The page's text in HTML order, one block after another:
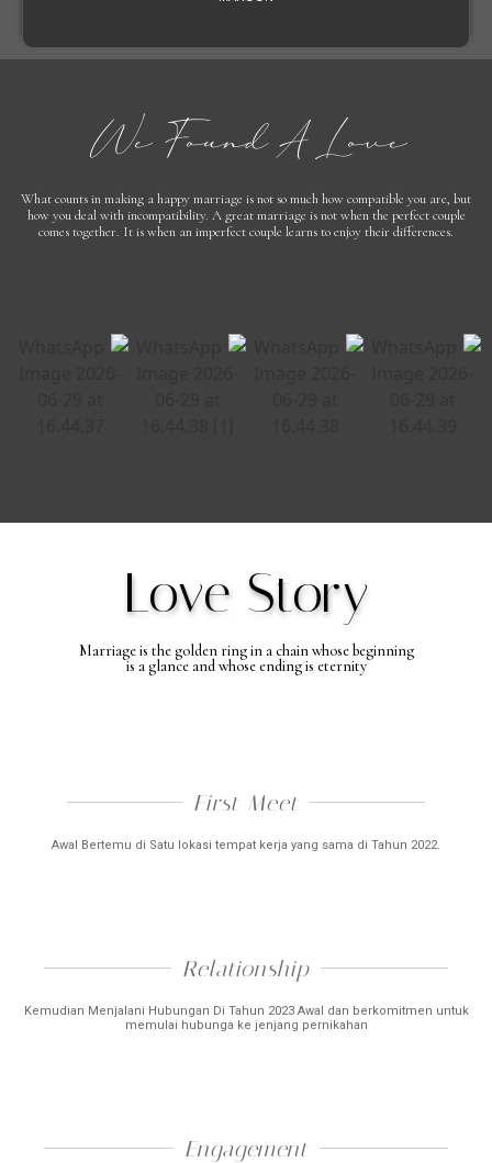
We Found A Love
What counts in making a happy marriage is not so much how compatible you are, but
how you deal with incompatibility. A great marriage is not when the perfect couple
comes together. It is when an imperfect couple learns to enjoy their differences.
Love Story
Marriage is the golden ring in a chain whose beginning
is a glance and whose ending is eternity
First Meet​
Awal Bertemu di Satu lokasi tempat kerja yang sama di Tahun 2022.
Relationship​
Kemudian Menjalani Hubungan Di Tahun 2023 Awal dan berkomitmen untuk
memulai hubunga ke jenjang pernikahan
Engagement​​